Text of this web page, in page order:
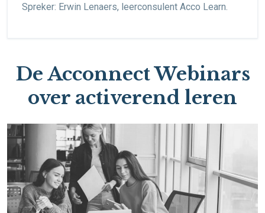
Spreker: Erwin Lenaers, leerconsulent Acco Learn.
De Acconnect Webinars
over activerend leren